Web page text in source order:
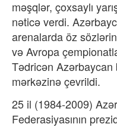
məşqlər, çoxsaylı
nəticə verdi.
arenalarda öz
və Avropa
Tədricən Azərbaycan
mərkəzinə çevrildi.
25 il (1984-2009)
Federasiyasının